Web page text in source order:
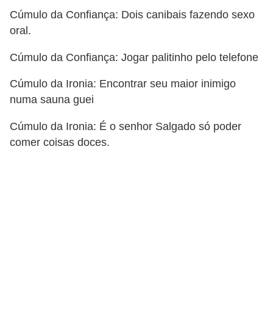
Cúmulo da Confiança: Dois canibais fazendo sexo
oral.
Cúmulo da Confiança: Jogar palitinho pelo telefone
Cúmulo da Ironia: Encontrar seu maior inimigo
numa sauna guei
Cúmulo da Ironia: É o senhor Salgado só poder
comer coisas doces.